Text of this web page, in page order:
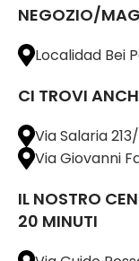
NEGOZIO/
Localidad Bei
CI TROVI
Via Salaria
Via Giovanni
IL NOSTRO
20 MINUTI